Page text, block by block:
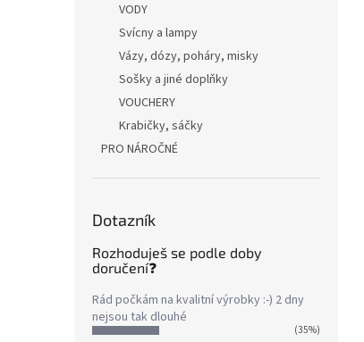
VODY
Svícny a lampy
Vázy, dózy, poháry, misky
Sošky a jiné doplňky
VOUCHERY
Krabičky, sáčky
PRO NÁROČNÉ
Dotazník
Rozhoduješ se podle doby
doručení❓
Rád počkám na kvalitní výrobky :-) 2 dny
nejsou tak dlouhé
(35%)